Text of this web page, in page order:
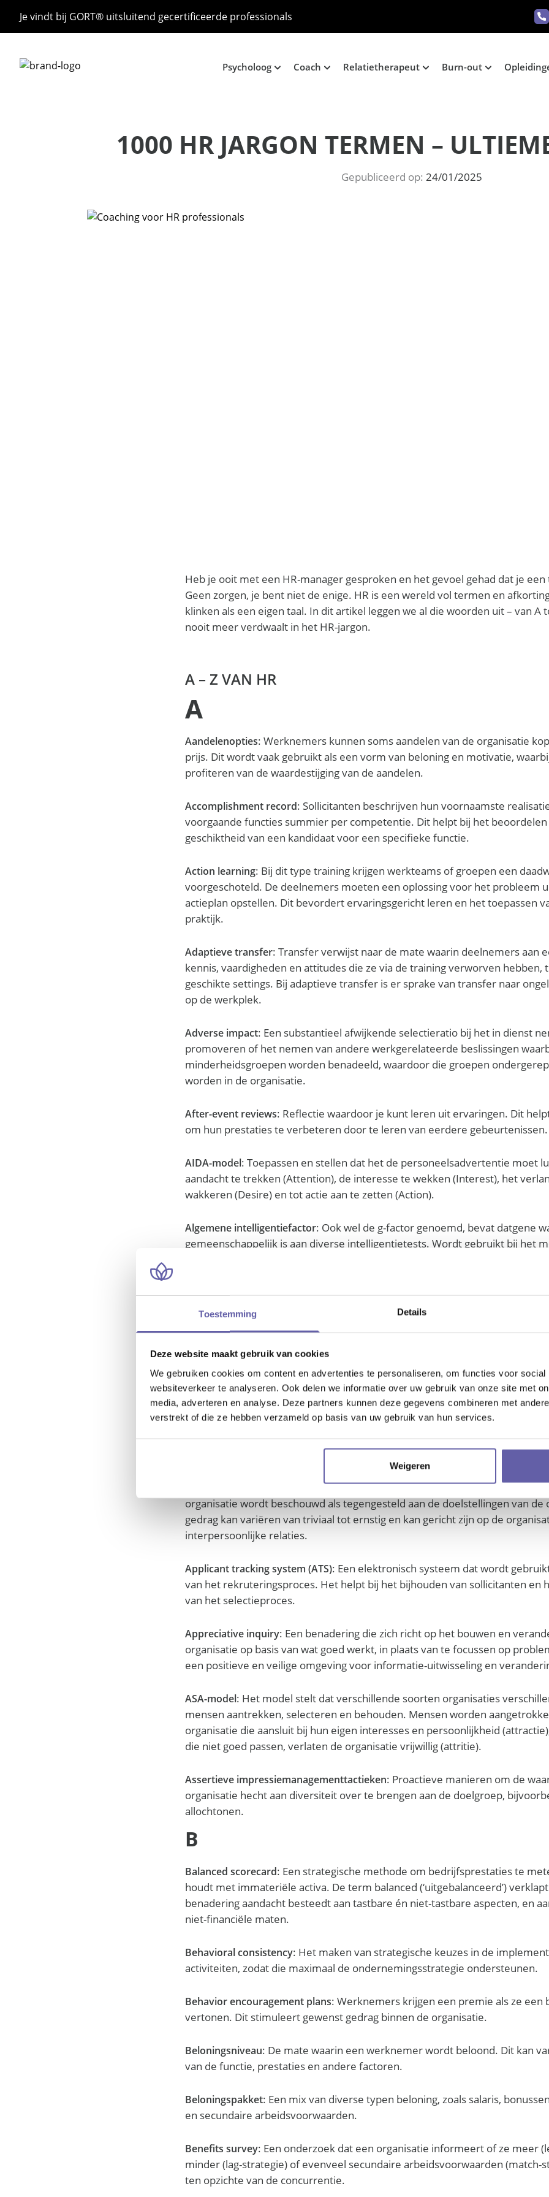
Toestemming Details
Deze website maakt gebruik van cookies
We gebruiken cookies om content en advertenties te personaliseren, om functies voor social
websiteverkeer te analyseren. Ook delen we informatie over uw gebruik van onze site met
media, adverteren en analyse. Deze partners kunnen deze gegevens combineren met
verstrekt of die ze hebben verzameld op basis van uw gebruik van hun services.
Weigeren
Je vindt bij GORT® uitsluitend gecertificeerde professionals
Psycholoog Coach Relatietherapeut Burn-out
1000 HR JARGON TERMEN –
Gepubliceerd op: 24/01/2025
Heb je ooit met een HR-manager gesproken en het gevoel gehad dat je een
Geen zorgen, je bent niet de enige. HR is een wereld vol termen en
klinken als een eigen taal. In dit artikel leggen we al die woorden uit – van A
nooit meer verdwaalt in het HR-jargon.
A – Z VAN HR
A
Aandelenopties: Werknemers kunnen soms aandelen van de organisatie
prijs. Dit wordt vaak gebruikt als een vorm van beloning en motivatie,
profiteren van de waardestijging van de aandelen.
Accomplishment record: Sollicitanten beschrijven hun voornaamste
voorgaande functies summier per competentie. Dit helpt bij het beoordelen
geschiktheid van een kandidaat voor een specifieke functie.
Action learning: Bij dit type training krijgen werkteams of groepen een
voorgeschoteld. De deelnemers moeten een oplossing voor het probleem
actieplan opstellen. Dit bevordert ervaringsgericht leren en het toepassen
praktijk.
Adaptieve transfer: Transfer verwijst naar de mate waarin deelnemers aan
kennis, vaardigheden en attitudes die ze via de training verworven hebben,
geschikte settings. Bij adaptieve transfer is er sprake van transfer naar
op de werkplek.
Adverse impact: Een substantieel afwijkende selectieratio bij het in dienst
promoveren of het nemen van andere werkgerelateerde beslissingen
minderheidsgroepen worden benadeeld, waardoor die groepen
worden in de organisatie.
After-event reviews: Reflectie waardoor je kunt leren uit ervaringen. Dit
om hun prestaties te verbeteren door te leren van eerdere gebeurtenissen.
AIDA-model: Toepassen en stellen dat het de personeelsadvertentie moet
aandacht te trekken (Attention), de interesse te wekken (Interest), het
wakkeren (Desire) en tot actie aan te zetten (Action).
Algemene intelligentiefactor: Ook wel de g-factor genoemd, bevat datgene
gemeenschappelijk is aan diverse intelligentietests. Wordt gebruikt bij het
Alternatieve sollicitantenpopulatie: Een strategie waarbij de organisatie
individuen te rekruteren die om de een of andere reden minder gezocht
Analoge transfer: Transfer naar gelijkwaardige taken op de werkplek. Dit
vaardigheden en kennis die tijdens een training zijn opgedaan, worden
vergelijkbaar zijn met die in de training.
Anticyclische rekrutering: Het rekruteren van mensen tijdens een periode
er dan meer en betere kandidaten beschikbaar zijn op de arbeidsmarkt. Dit
termijn een strategisch voordeel opleveren.
: Elk intentioneel gedrag van een lid van de
organisatie wordt beschouwd als tegengesteld aan de doelstellingen van de
gedrag kan variëren van triviaal tot ernstig en kan gericht zijn op de
interpersoonlijke relaties.
Applicant tracking system (ATS): Een elektronisch systeem dat wordt
van het rekruteringsproces. Het helpt bij het bijhouden van sollicitanten en
van het selectieproces.
Appreciative inquiry: Een benadering die zich richt op het bouwen en
organisatie op basis van wat goed werkt, in plaats van te focussen op
een positieve en veilige omgeving voor informatie-uitwisseling en
ASA-model: Het model stelt dat verschillende soorten organisaties
mensen aantrekken, selecteren en behouden. Mensen worden
organisatie die aansluit bij hun eigen interesses en persoonlijkheid
die niet goed passen, verlaten de organisatie vrijwillig (attritie).
Assertieve impressiemanagementtactieken: Proactieve manieren om de
organisatie hecht aan diversiteit over te brengen aan de doelgroep,
allochtonen.
B
Balanced scorecard: Een strategische methode om bedrijfsprestaties te
houdt met immateriële activa. De term balanced (‘uitgebalanceerd’)
benadering aandacht besteedt aan tastbare én niet-tastbare aspecten, en
niet-financiële maten.
Behavioral consistency: Het maken van strategische keuzes in de
activiteiten, zodat die maximaal de ondernemingsstrategie ondersteunen.
Behavior encouragement plans: Werknemers krijgen een premie als ze een
vertonen. Dit stimuleert gewenst gedrag binnen de organisatie.
Beloningsniveau: De mate waarin een werknemer wordt beloond. Dit kan
van de functie, prestaties en andere factoren.
Beloningspakket: Een mix van diverse typen beloning, zoals salaris,
en secundaire arbeidsvoorwaarden.
Benefits survey: Een onderzoek dat een organisatie informeert of ze meer
minder (lag-strategie) of evenveel secundaire arbeidsvoorwaarden (match-
ten opzichte van de concurrentie.